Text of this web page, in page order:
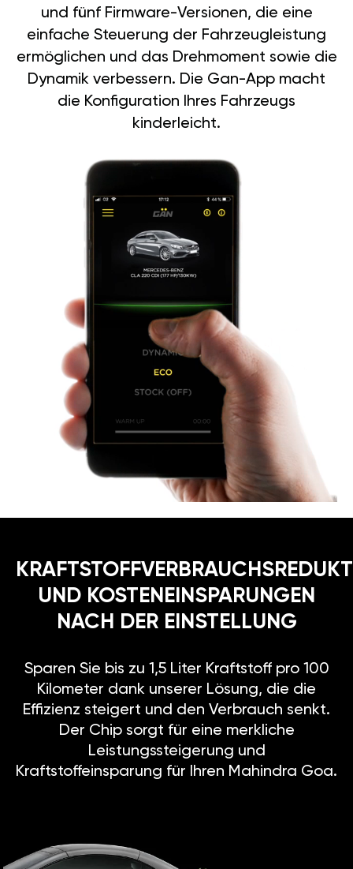
und fünf Firmware-Versionen, die eine
einfache Steuerung der Fahrzeugleistung
ermöglichen und das Drehmoment sowie die
Dynamik verbessern. Die Gan-App macht
die Konfiguration Ihres Fahrzeugs
kinderleicht.
UND KOSTENEINSPARUNGEN
NACH DER EINSTELLUNG
Sparen Sie bis zu 1,5 Liter Kraftstoff pro 100
Kilometer dank unserer Lösung, die die
Effizienz steigert und den Verbrauch senkt.
Der Chip sorgt für eine merkliche
Leistungssteigerung und
Kraftstoffeinsparung für Ihren Mahindra Goa.